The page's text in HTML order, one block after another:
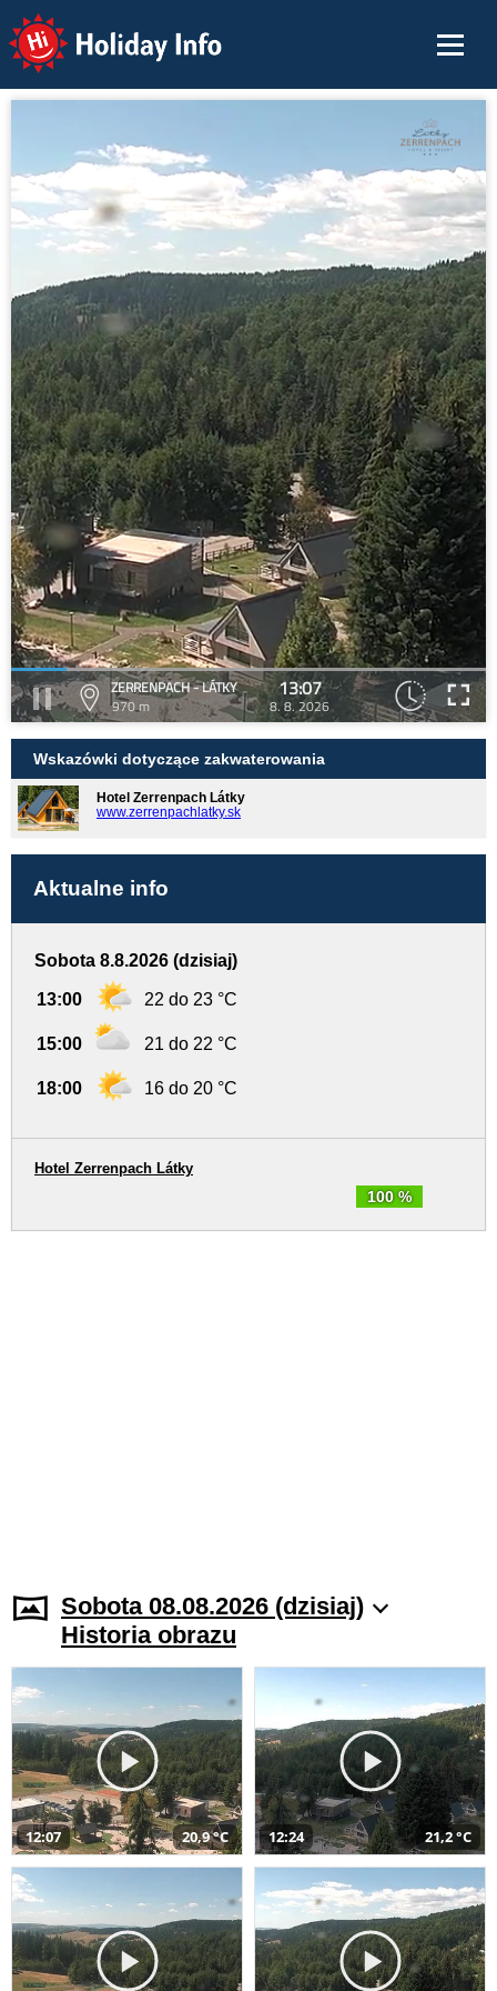
Holiday Info
ZERRENPACH - LÁTKY
970 m
13:07
8. 8. 2026
Wskazówki dotyczące zakwaterowania
Hotel Zerrenpach Látky
www.zerrenpachlatky.sk
Aktualne info
Sobota 8.8.2026 (dzisiaj)
13:00 22 do 23 °C
15:00 21 do 22 °C
18:00 16 do 20 °C
100 %
Hotel Zerrenpach Látky
Sobota 08.08.2026 (dzisiaj)
Historia obrazu
12:07 20,9 °C 12:24 21,2 °C